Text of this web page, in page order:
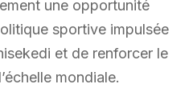
une opportunité
sportive impulsée
et de renforcer le
mondiale.